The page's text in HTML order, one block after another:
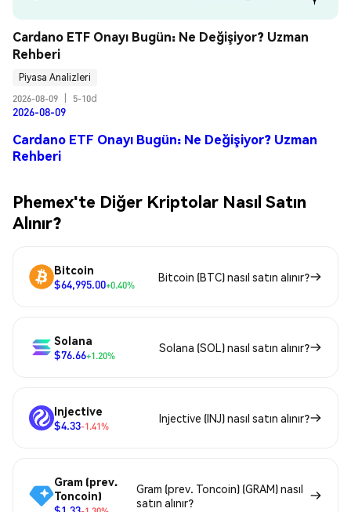
Cardano ETF Onayı Bugün: Ne Değişiyor? Uzman
Rehberi
Piyasa Analizleri
2026-08-09
5-10d
2026-08-09
Cardano ETF Onayı Bugün: Ne Değişiyor? Uzman
Rehberi
Phemex'te Diğer Kriptolar Nasıl Satın
Alınır?
Bitcoin
$64,995.00+0.40%
Bitcoin (BTC) nasıl satın alınır?
Solana
$76.66+1.20%
Solana (SOL) nasıl satın alınır?
Injective
$4.33-1.41%
Injective (INJ) nasıl satın alınır?
Gram (prev.
Toncoin)
Gram (prev. Toncoin) (GRAM) nasıl
satın alınır?